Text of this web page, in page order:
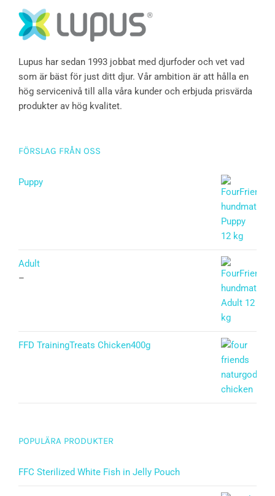
Lupus har sedan 1993 jobbat med djurfoder och vet vad
som är bäst för just ditt djur. Vår ambition är att hålla en
hög servicenivå till alla våra kunder och erbjuda prisvärda
produkter av hög kvalitet.
FÖRSLAG FRÅN OSS
Puppy
Adult
–
FFD TrainingTreats Chicken400g
POPULÄRA PRODUKTER
FFC Sterilized White Fish in Jelly Pouch